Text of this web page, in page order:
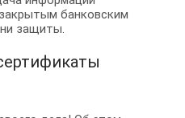
банковским
защиты.